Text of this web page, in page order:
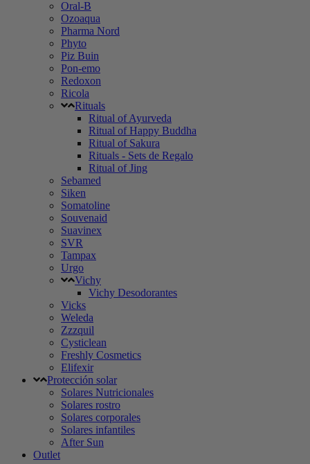
Oral-B
Ozoaqua
Pharma Nord
Phyto
Piz Buin
Pon-emo
Redoxon
Ricola
Rituals
Ritual of Ayurveda
Ritual of Happy Buddha
Ritual of Sakura
Rituals - Sets de Regalo
Ritual of Jing
Sebamed
Siken
Somatoline
Souvenaid
Suavinex
SVR
Tampax
Urgo
Vichy
Vichy Desodorantes
Vicks
Weleda
Zzzquil
Cysticlean
Freshly Cosmetics
Elifexir
Protección solar
Solares Nutricionales
Solares rostro
Solares corporales
Solares infantiles
After Sun
Outlet